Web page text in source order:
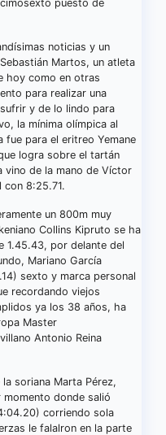
puesto de
noticias y un
Martos, un atleta
hoy como en otras
para realizar una
y de lo lindo para
la mínima olímpica al
fue para el eritreo Yemane
logra sobre el tartán
vino de la mano de Víctor
con 8:25.71.
un 800m muy
Collins Kipruto se ha
1.45.43, por delante del
Mariano García
sexto y marca personal
recordando viejos
ya los 38 años, ha
Master
Antonio Reina
soriana Marta Pérez,
donde salió
corriendo sola
le falalron en la parte